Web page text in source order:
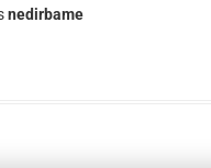
nedirbame